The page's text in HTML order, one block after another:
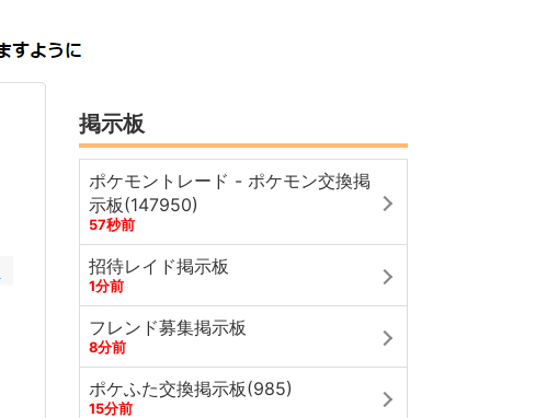
掲示板
ポケモントレード - ポケモン交換掲
示板(147950)
57秒前
招待レイド掲示板
1分前
フレンド募集掲示板
8分前
ポケふた交換掲示板(985)
15分前